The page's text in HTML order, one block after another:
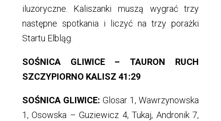
iluzoryczne. Kaliszanki muszą wygrać trzy
następne spotkania i liczyć na trzy porażki
Startu Elbląg.
SOŚNICA GLIWICE – TAURON RUCH
SZCZYPIORNO KALISZ 41:29
SOŚNICA GLIWICE: Glosar 1, Wawrzynowska
1, Osowska – Guziewicz 4, Tukaj, Andronik 7,